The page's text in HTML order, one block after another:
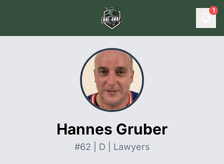
1
Hannes Gruber
#62 | D | Lawyers